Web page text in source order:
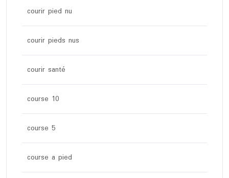
courir pied nu
courir pieds nus
courir santé
course 10
course 5
course a pied